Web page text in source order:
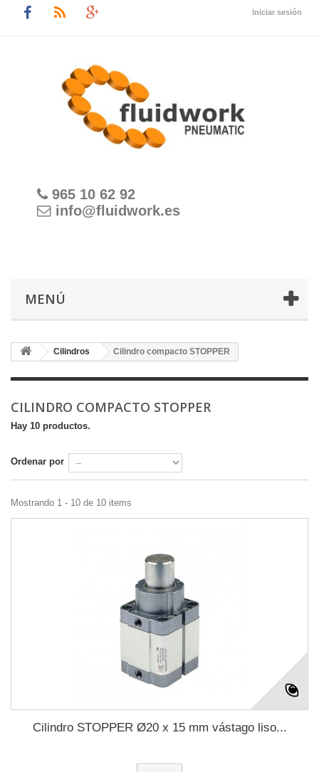
Iniciar sesión
965 10 62 92
info@fluidwork.es
MENÚ
Cilindros Cilindro compacto STOPPER
CILINDRO COMPACTO STOPPER
Hay 10 productos.
Ordenar por
Mostrando 1 - 10 de 10 items
Cilindro STOPPER Ø20 x 15 mm vástago liso...